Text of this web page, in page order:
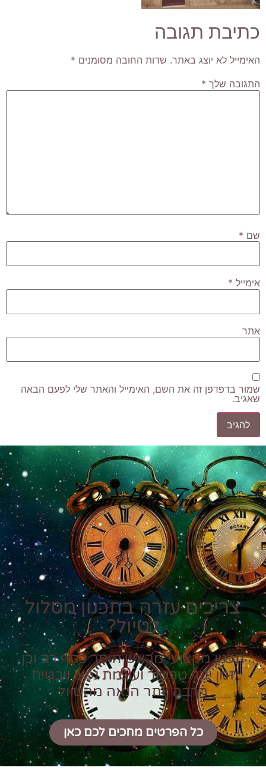
כתיבת תגובה
האימייל לא יוצג באתר. שדות החובה מסומנים *
התגובה שלך *
שם *
אימייל *
אתר
שמור בדפדפן זה את השם, האימייל והאתר שלי לפעם הבאה
שאגיב.
Plan Your Trip
צריכים עזרה בתכנון מסלול
לטיול?
תכנון מקצועי מראש חוסך כסף רב וכן
זמן יקר טרטור ועוגמת נפש ויבטיח
הרבה יותר הנאה מהטיול
כל הפרטים מחכים לכם כאן